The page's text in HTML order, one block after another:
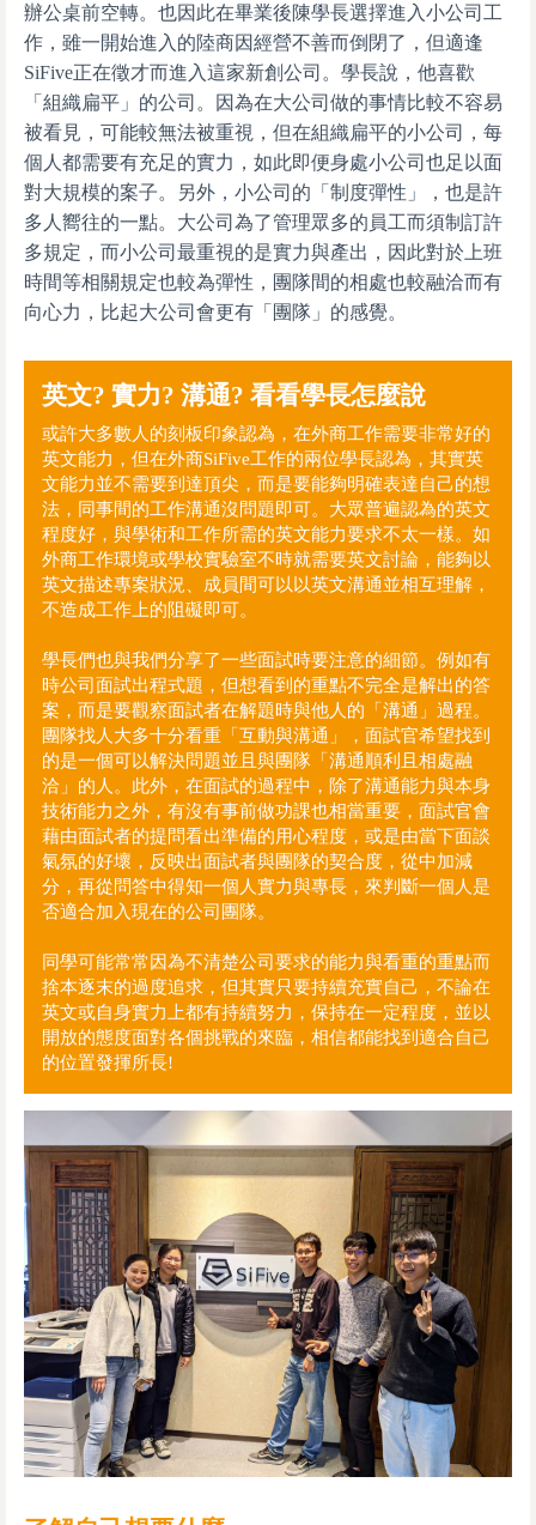
辦公桌前空轉。也因此在畢業後陳學長選擇進入小公司工
作，雖一開始進入的陸商因經營不善而倒閉了，但適逢
SiFive正在徵才而進入這家新創公司。學長說，他喜歡
「組織扁平」的公司。因為在大公司做的事情比較不容易
被看見，可能較無法被重視，但在組織扁平的小公司，每
個人都需要有充足的實力，如此即便身處小公司也足以面
對大規模的案子。另外，小公司的「制度彈性」，也是許
多人嚮往的一點。大公司為了管理眾多的員工而須制訂許
多規定，而小公司最重視的是實力與產出，因此對於上班
時間等相關規定也較為彈性，團隊間的相處也較融洽而有
向心力，比起大公司會更有「團隊」的感覺。
英文? 實力? 溝通? 看看學長怎麼說
或許大多數人的刻板印象認為，在外商工作需要非常好的
英文能力，但在外商SiFive工作的兩位學長認為，其實英
文能力並不需要到達頂尖，而是要能夠明確表達自己的想
法，同事間的工作溝通沒問題即可。大眾普遍認為的英文
程度好，與學術和工作所需的英文能力要求不太一樣。如
外商工作環境或學校實驗室不時就需要英文討論，能夠以
英文描述專案狀況、成員間可以以英文溝通並相互理解，
不造成工作上的阻礙即可。
學長們也與我們分享了一些面試時要注意的細節。例如有
時公司面試出程式題，但想看到的重點不完全是解出的答
案，而是要觀察面試者在解題時與他人的「溝通」過程。
團隊找人大多十分看重「互動與溝通」，面試官希望找到
的是一個可以解決問題並且與團隊「溝通順利且相處融
洽」的人。此外，在面試的過程中，除了溝通能力與本身
技術能力之外，有沒有事前做功課也相當重要，面試官會
藉由面試者的提問看出準備的用心程度，或是由當下面談
氣氛的好壞，反映出面試者與團隊的契合度，從中加減
分，再從問答中得知一個人實力與專長，來判斷一個人是
否適合加入現在的公司團隊。
同學可能常常因為不清楚公司要求的能力與看重的重點而
捨本逐末的過度追求，但其實只要持續充實自己，不論在
英文或自身實力上都有持續努力，保持在一定程度，並以
開放的態度面對各個挑戰的來臨，相信都能找到適合自己
的位置發揮所長!